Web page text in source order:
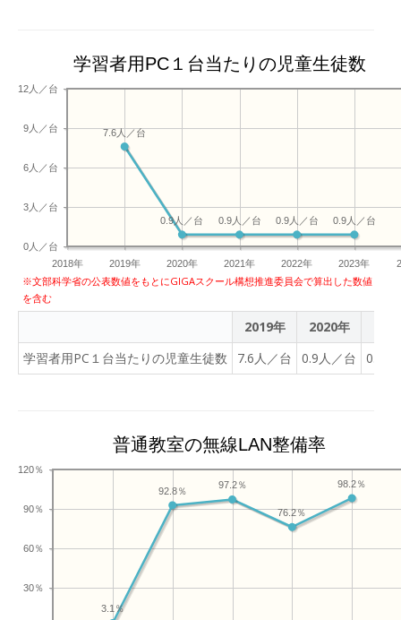
ゃない？」と友達と話し合
ったり、乾電池の当てる場
と、諦めずに試行錯誤を繰
「あ！ついた！！」 「光っ
灯した瞬間、子どもたちは
大喜び！ パッと顔が明るく
なるその瞬間は、見ていて
本当に嬉しいものです。 最
後は、なぜ光ったのか、そ
の理由をiPad上の回路図に
書き込んで先生に提出。
「失敗しても、考えて、試
して、解決する」 そんな探
デジタルとアナログ、そし
て子どもたちの豊かな発想
力が融合した、とても素敵
な授業でした。
================
お伝えしました。
学習者用PC１台当たりの児童生徒数
2018年 2019年 2020年 2021年 2022年 2023年
0人／台
3人／台
6人／台
9人／台
12人／台
0.9人／台
0.9人／台
0.9人／台
0.9人／台
7.6人／台
※文部科学省の公表数値をもとにGIGAスクール構想推進委員会で算出した数値
を含む
2019年 2020年
学習者用PC１台当たりの児童生徒数
7.6人／台 0.9人／台 0.9人
普通教室の無線LAN整備率
30％
60％
90％
120％
98.2％
76.2％
97.2％
92.8％
3.1％